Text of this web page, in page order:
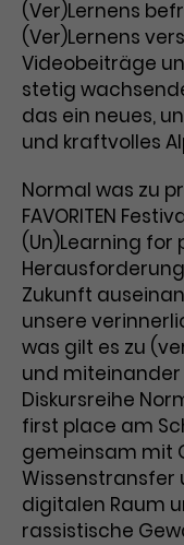
Zweck
Name
Anbieter
Laufzeit 1
Zweck
(Ver)Lernens
(Ver)Lernens
Videobeiträge
stetig
das ein neues,
und kraftvolles
Normal was zu
FAVORITEN
(Un)Learning for
Zukunft
unsere
was gilt es zu
und miteinander
Diskursreihe
first place am
gemeinsam mit
Wissenstransfer
digitalen Raum
rassistische